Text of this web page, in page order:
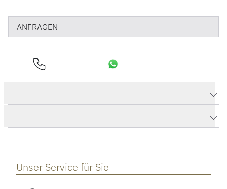
ANFRAGEN
Unser Service für Sie